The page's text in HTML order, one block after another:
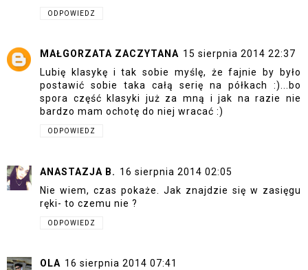
ODPOWIEDZ
MAŁGORZATA ZACZYTANA 15 sierpnia 2014 22:37
Lubię klasykę i tak sobie myślę, że fajnie by było
postawić sobie taka całą serię na półkach :)...bo
spora część klasyki już za mną i jak na razie nie
bardzo mam ochotę do niej wracać :)
ODPOWIEDZ
ANASTAZJA B. 16 sierpnia 2014 02:05
Nie wiem, czas pokaże. Jak znajdzie się w zasięgu
ręki- to czemu nie ?
ODPOWIEDZ
OLA 16 sierpnia 2014 07:41